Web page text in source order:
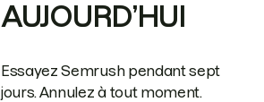
AUJOURD’HUI
Essayez Semrush pendant sept
jours. Annulez à tout moment.